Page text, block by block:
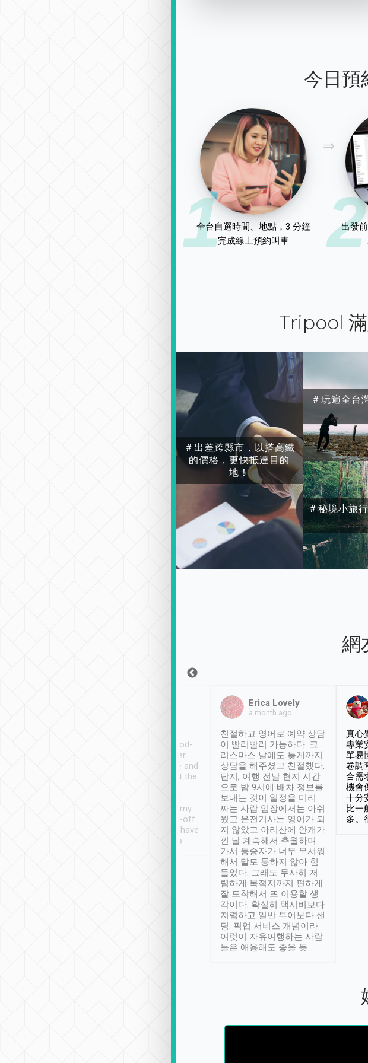
今日預
1
全台自選時間、地點，3 分鐘
完成線上預約叫車
2
出發
Tripool
＃出差跨縣市，以搭高鐵
的價格，更快抵達目的
地！
＃玩遍全台
＃秘境小旅
網
service, vehicles in good-
condition and the driver
service was awesome and
thoughtful. Driver went the
have safely arrived at my
destination after drop-off.
Definitely something I have
not seen elsewhere 👍
Erica Lovely
a month ago
친절하고 영어로 예약 상담
이 빨리빨리 가능하다. 크
리스마스 날에도 늦게까지
상담을 해주셨고 친절했다.
단지, 여행 전날 현지 시간
으로 밤 9시에 배차 정보를
보내는 것이 일정을 미리
짜는 사람 입장에서는 아쉬
웠고 운전기사는 영어가 되
지 않았고 아리산에 안개가
낀 날 계속해서 추월하며
가서 동승자가 너무 무서워
해서 말도 통하지 않아 힘
들었다. 그래도 무사히 저
렴하게 목적지까지 편하게
잘 도착해서 또 이용할 생
각이다. 확실히 택시비보다
저렴하고 일반 투어보다 샌
딩. 픽업 서비스 개념이라
여럿이 자유여행하는 사람
들은 애용해도 좋을 듯.
真心
專業
單易
卷調
合需
機會
十分
比一
多。